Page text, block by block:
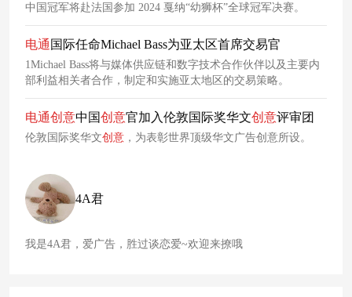
中国冠军将赴法国参加 2024 戛纳“幼狮杯”全球冠军决赛。
电通 国际任命Michael Bass为亚太区首席交易官
1Michael Bass将与媒体供应链和数字技术合作伙伴以及主要内
部利益相关者合作，制定和实施亚太地区的交易策略。
电通创意中国创意官加入伦敦国际奖华文创意评审团
伦敦国际奖华文创意 ，为表彰世界顶级华文广告创意所设。
4A君
我是4A君，爱广告，胜过谈恋爱~欢迎来撩哦